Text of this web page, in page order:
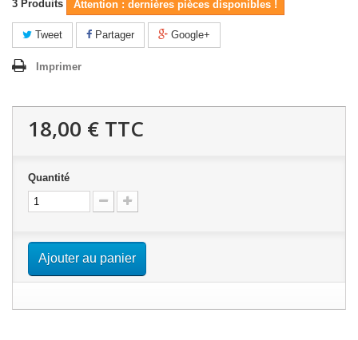
3 Produits Attention : dernières pièces disponibles !
Tweet Partager Google+
Imprimer
18,00 € TTC
Quantité
Ajouter au panier